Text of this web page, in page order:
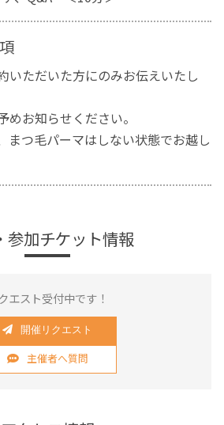
いただいた方にのみお伝えいたし
お知らせください。
まつ毛パーマはしない状態でお越し
参加チケット情報
エスト受付中です！
開催リクエスト
主催者へ質問